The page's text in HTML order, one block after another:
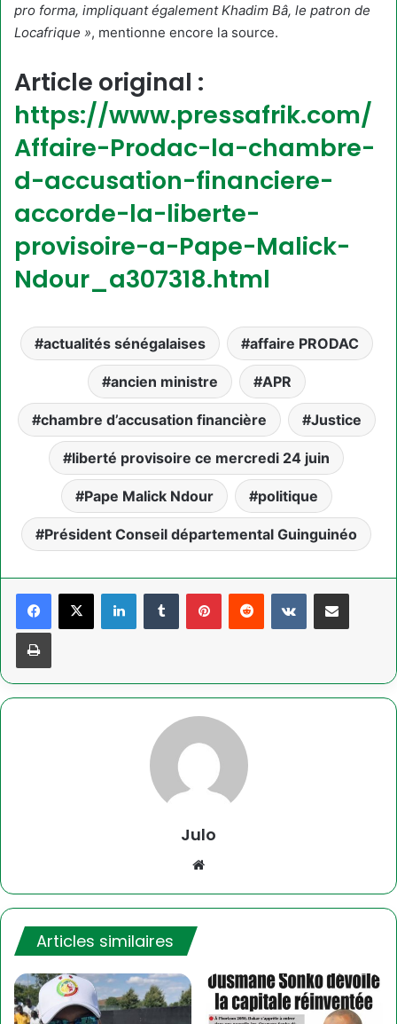
pro forma, impliquant également Khadim Bâ, le patron de
Locafrique », mentionne encore la source.
Article original :
https://www.pressafrik.com/
Affaire-Prodac-la-chambre-
d-accusation-financiere-
accorde-la-liberte-
provisoire-a-Pape-Malick-
Ndour_a307318.html
actualités sénégalaises affaire PRODAC
ancien ministre APR
chambre d’accusation financière Justice
liberté provisoire ce mercredi 24 juin
Pape Malick Ndour politique
Président Conseil départemental Guinguinéo
LinkedinTumblr PinterestReddit VKontaktePartager par email
Imprimer
Julo
Articles similaires